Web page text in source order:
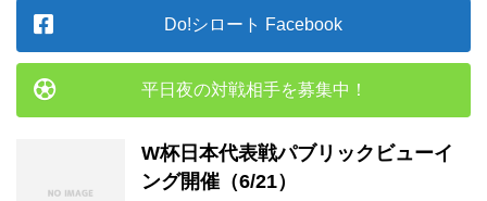
Do!シロート Facebook
平日夜の対戦相手を募集中！
W杯日本代表戦パブリックビューイ
ング開催（6/21）